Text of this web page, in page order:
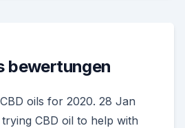
bewertungen
oils for 2020. 28 Jan
CBD oil to help with